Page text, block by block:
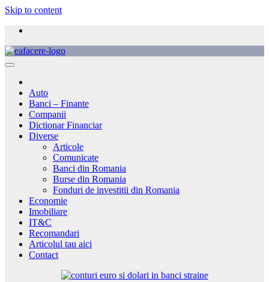
Skip to content
Auto
Banci – Finante
Companii
Dictionar Financiar
Diverse
Articole
Comunicate
Banci din Romania
Burse din Romania
Fonduri de investitii din Romania
Economie
Imobiliare
IT&C
Recomandari
Articolul tau aici
Contact